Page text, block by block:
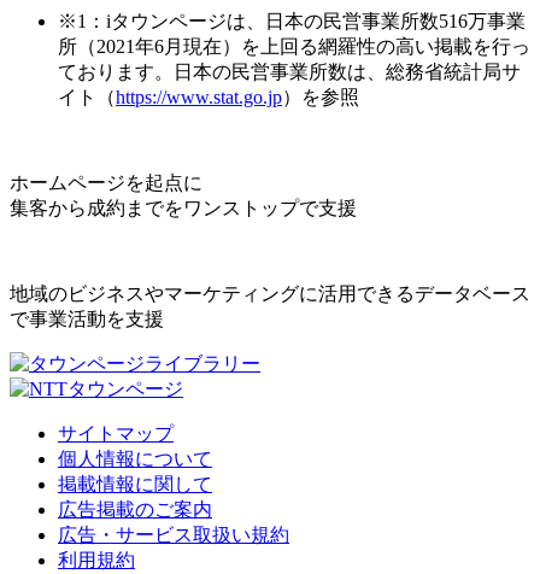
※1：iタウンページは、日本の民営事業所数516万事業
所（2021年6月現在）を上回る網羅性の高い掲載を行っ
ております。日本の民営事業所数は、総務省統計局サ
イト（https://www.stat.go.jp）を参照
ホームページを起点に
集客から成約までをワンストップで支援
地域のビジネスやマーケティングに活用できるデータベース
で事業活動を支援
サイトマップ
個人情報について
掲載情報に関して
広告掲載のご案内
広告・サービス取扱い規約
利用規約